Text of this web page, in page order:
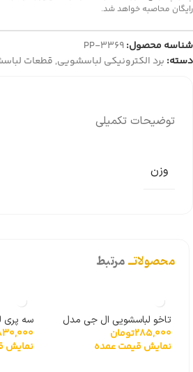
رایگان محاصبه خواهد شد.
شناسه محصول:PP-3369
دسته: برد الکترونیکی لباسشویی, قطعات
توضیحات تکمیلی
وزن
محصولاتــمرتبط
تاخو لباسشویی ال جی مدل
گیربکسی 6501KW2001A
285,000تومان
نمایش قیمت عمده
سه پری
پیچ
نمایش